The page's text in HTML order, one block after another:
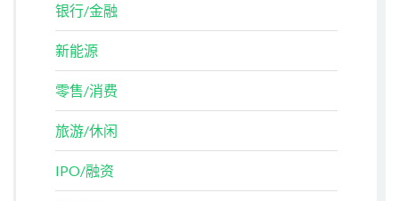
银行/金融
新能源
零售/消费
旅游/休闲
IPO/融资